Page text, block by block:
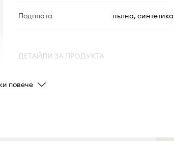
Подплата пълна, синтетика
ДЕТАЙЛИ ЗА ПРОДУКТА
Код на
повече